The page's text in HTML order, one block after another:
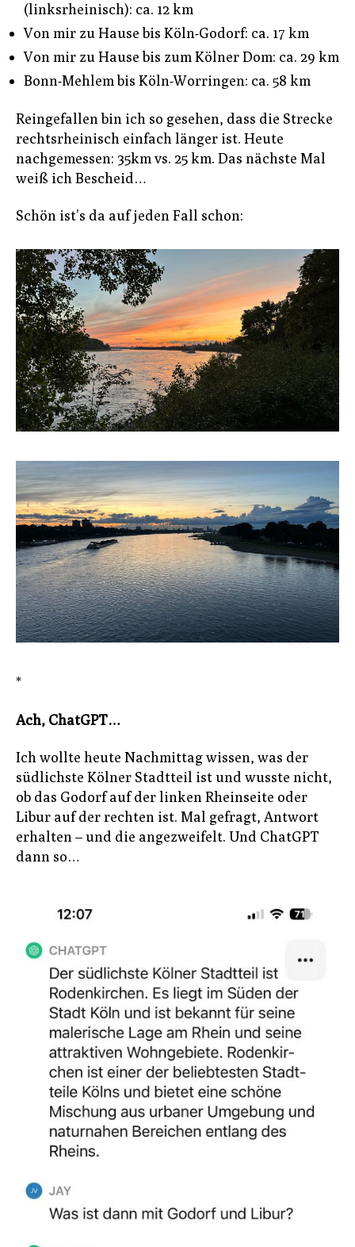
(linksrheinisch): ca. 12 km
Von mir zu Hause bis Köln-Godorf: ca. 17 km
Von mir zu Hause bis zum Kölner Dom: ca. 29 km
Bonn-Mehlem bis Köln-Worringen: ca. 58 km
Reingefallen bin ich so gesehen, dass die Strecke
rechtsrheinisch einfach länger ist. Heute
nachgemessen: 35km vs. 25 km. Das nächste Mal
weiß ich Bescheid…
Schön ist’s da auf jeden Fall schon:
*
Ach, ChatGPT…
Ich wollte heute Nachmittag wissen, was der
südlichste Kölner Stadtteil ist und wusste nicht,
ob das Godorf auf der linken Rheinseite oder
Libur auf der rechten ist. Mal gefragt, Antwort
erhalten – und die angezweifelt. Und ChatGPT
dann so…